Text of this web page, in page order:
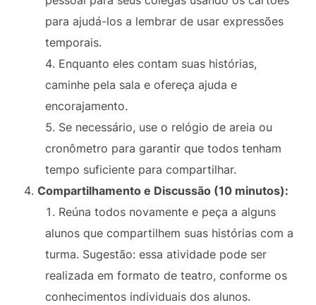
para ajudá-los a lembrar de usar expressões
temporais.
Enquanto eles contam suas histórias,
caminhe pela sala e ofereça ajuda e
encorajamento.
Se necessário, use o relógio de areia ou
cronômetro para garantir que todos tenham
tempo suficiente para compartilhar.
Compartilhamento e Discussão (10 minutos):
Reúna todos novamente e peça a alguns
alunos que compartilhem suas histórias com a
turma. Sugestão: essa atividade pode ser
realizada em formato de teatro, conforme os
conhecimentos individuais dos alunos.